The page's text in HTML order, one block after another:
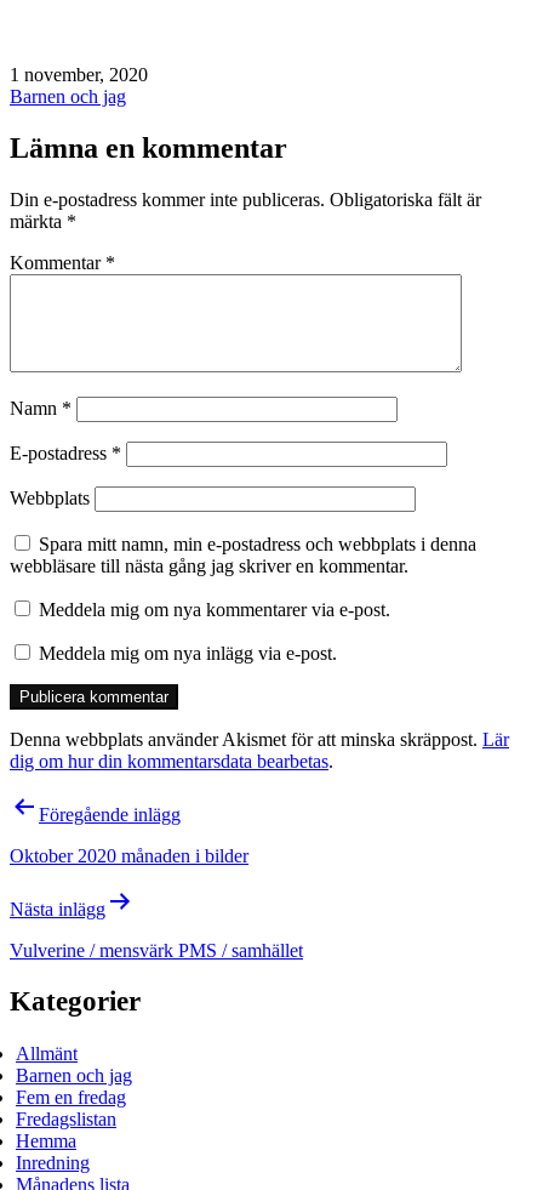
Publicerat
den
1 november, 2020
Kategoriserat
Barnen och jag
Lämna en kommentar
Din e-postadress kommer inte publiceras. Obligatoriska fält är
märkta *
Kommentar *
Namn *
E-postadress *
Webbplats
Spara mitt namn, min e-postadress och webbplats i denna
webbläsare till nästa gång jag skriver en kommentar.
Meddela mig om nya kommentarer via e-post.
Meddela mig om nya inlägg via e-post.
Denna webbplats använder Akismet för att minska skräppost. Lär
dig om hur din kommentarsdata bearbetas.
Inläggsnavigering
Föregående inlägg
Oktober 2020 månaden i bilder
Nästa inlägg
Vulverine / mensvärk PMS / samhället
Kategorier
Allmänt
Barnen och jag
Fem en fredag
Fredagslistan
Hemma
Inredning
Månadens lista